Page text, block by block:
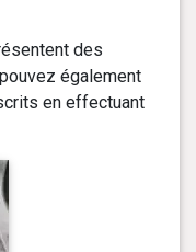
des
également
en effectuant